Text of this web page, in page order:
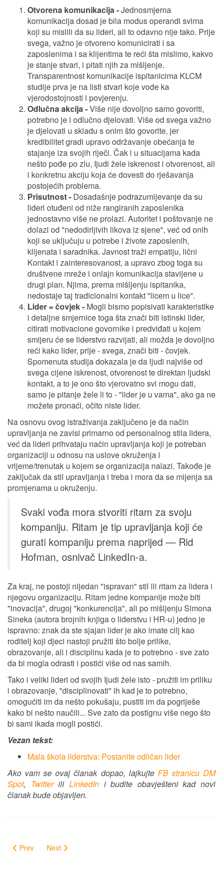
Otvorena komunikacija -Jednosmjerna
komunikacija dosad je bila modus operandi svima
koji su mislili da su lideri, ali to odavno nije tako. Prije
svega, važno je otvoreno komunicirati i sa
zaposlenima i sa klijentima te reći šta mislimo, kakvo
je stanje stvari, i pitati njih za mišljenje.
Transparentnost komunikacije ispitanicima KLCM
studije prva je na listi stvari koje vode ka
vjerodostojnosti i povjerenju.
Odlučna akcija -Više nije dovoljno samo govoriti,
potrebno je i odlučno djelovati. Više od svega važno
je djelovati u skladu s onim što govorite, jer
kredibilitet gradi upravo održavanje obećanja te
stajanje iza svojih riječi. Čak i u situacijama kada
nešto pođe po zlu, Ijudi žele iskrenost i otvorenost, ali
i konkretnu akciju koja će dovesti do rješavanja
postojećih problema.
Prisutnost - Dosadašnje podrazumijevanje da su
lideri otuđeni od niže rangiranih zaposlenika
jednostavno više ne prolazi. Autoritet i poštovanje ne
dolazi od "nedodirljivih likova iz sjene", već od onih
koji se uključuju u potrebe i živote zaposlenih,
klijenata i saradnika. Javnost traži empatiju, lični
Kontakt i zainteresovanost, a upravo zbog toga su
društvene mreže i onlajn komunikacija stavijene u
drugi plan. Njima, prema mišljenju ispitanika,
nedostaje taj tradicionalni kontakt "licem u lice".
Lider = čovjek - Mogli bismo popisivati karakteristike
i detaljne smjernice toga šta znači biti istinski lider,
citirati motivacione govornike i predviđati u kojem
smijeru će se liderstvo razvijati, ali možda je dovoljno
reći kako lider, prije - svega, znači biti - čovjek.
Spomenuta studija dokazala je da ljudi najviše od
svega cijene iskrenost, otvorenost te direktan ljudski
kontakt, a to je ono što vjerovatno svi mogu dati,
samo je pitanje žele li to - "lider je u vama", ako ga ne
možete pronaći, očito niste lider.
Na osnovu ovog istraživanja zaključeno je da način
upravljanja ne zavisi primarno od personalnog stila lidera,
već da lideri prihvataju način upravljanja koji je potreban
organizaciji u odnosu na uslove okruženja i
vrijeme/trenutak u kojem se organizacija nalazi. Takođe je
zaključak da stil upravljanja i treba i mora da se mijenja sa
promjenama u okruženju.
Svaki vođa mora stvoriti ritam za svoju
kompaniju. Ritam je tip upravljanja koji će
gurati kompaniju prema naprijed — Rid
Hofman, osnivač LinkedIn-a.
Za kraj, ne postoji nijedan "ispravan" stil ili ritam za lidera i
njegovu organizaciju. Ritam jedne kompanije može biti
"inovacija", drugoj "konkurencija", ali po mišljenju Simona
Sineka (autora brojnih knjiga o liderstvu i HR-u) jedno je
ispravno: znak da ste sjajan lider je ako imate cilj kao
roditelj koji djeci nastoji pružiti što bolje prilike,
obrazovanje, ali i disciplinu kada je to potrebno - sve zato
da bi mogla odrasti i postići više od nas samih.
Tako i veliki lideri od svojih Ijudi žele isto - pružiti im priliku
i obrazovanje, "disciplinovati" ih kad je to potrebno,
omogućiti im da nešto pokušaju, pustiti im da pogriješe
kako bi nešto naučili... Sve zato da postignu više nego što
bi sami ikada mogli postići.
Vezan tekst:
Mala škola liderstva: Postanite odličan lider
Ako vam se ovaj članak dopao, lajkujte FB stranicu DM
Spot, Twitterili LinkedIni budite obavješteni kad novi
članak bude objavljen.
Prev Next